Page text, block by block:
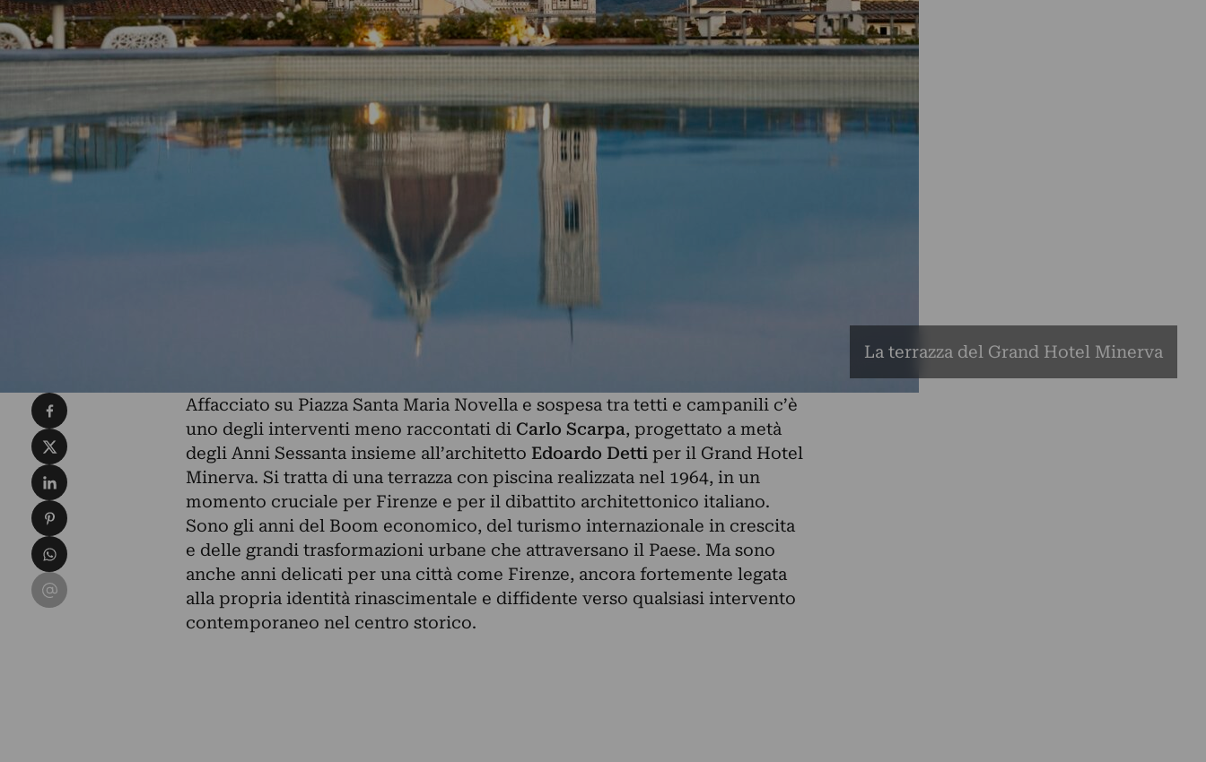
La terrazza del Grand Hotel Minerva
Affacciato su Piazza Santa Maria Novella e sospesa tra tetti e campanili c’è
uno degli interventi meno raccontati di Carlo Scarpa, progettato a metà
degli Anni Sessanta insieme all’architetto Edoardo Dettiper il Grand Hotel
Minerva. Si tratta di una terrazza con piscina realizzata nel 1964, in un
momento cruciale per Firenze e per il dibattito architettonico italiano.
Sono gli anni del Boom economico, del turismo internazionale in crescita
e delle grandi trasformazioni urbane che attraversano il Paese. Ma sono
anche anni delicati per una città come Firenze, ancora fortemente legata
alla propria identità rinascimentale e diffidente verso qualsiasi intervento
contemporaneo nel centro storico.
Condividi su Facebook
Condividi su X
Condividi su LinkedIn
Condividi su Pinterest
Condividi su WhatsApp
Condividi su Email